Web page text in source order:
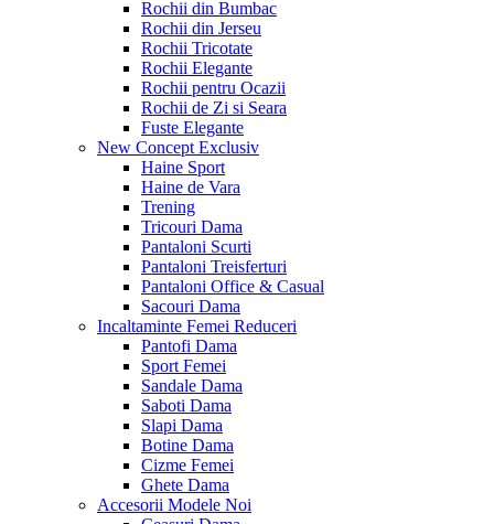
Rochii din Bumbac
Rochii din Jerseu
Rochii Tricotate
Rochii Elegante
Rochii pentru Ocazii
Rochii de Zi si Seara
Fuste Elegante
New Concept Exclusiv
Haine Sport
Haine de Vara
Trening
Tricouri Dama
Pantaloni Scurti
Pantaloni Treisferturi
Pantaloni Office & Casual
Sacouri Dama
Incaltaminte Femei Reduceri
Pantofi Dama
Sport Femei
Sandale Dama
Saboti Dama
Slapi Dama
Botine Dama
Cizme Femei
Ghete Dama
Accesorii Modele Noi